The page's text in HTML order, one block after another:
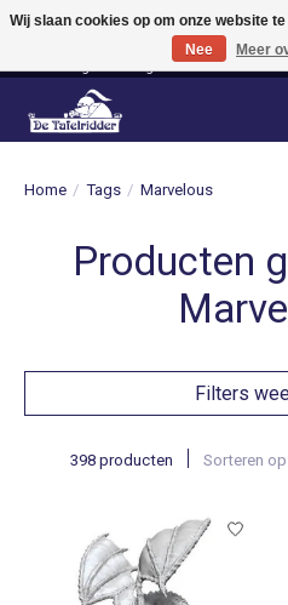
Vanaf 80 euro gratis verzending binnen
verzending naar België en Duitsland!
Home / Tags / Marvelous
Producten
Filters
398 producten Sorteren op
Wij slaan cookies op om onze website
Nee
Meer